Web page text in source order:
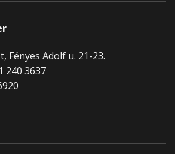
Fényes Adolf u. 21-23.
240 3637